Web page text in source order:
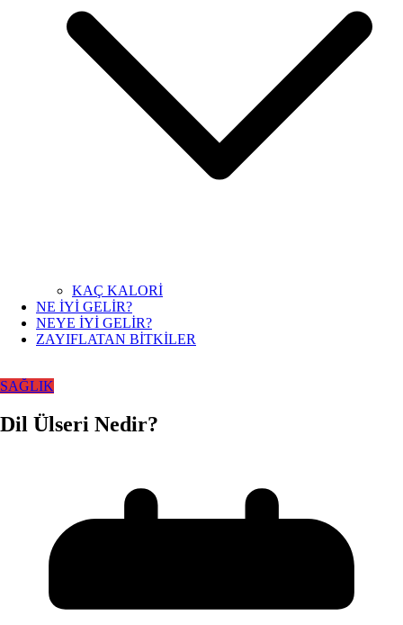
KAÇ KALORİ
NE İYİ GELİR?
NEYE İYİ GELİR?
ZAYIFLATAN BİTKİLER
SAĞLIK
Dil Ülseri Nedir?